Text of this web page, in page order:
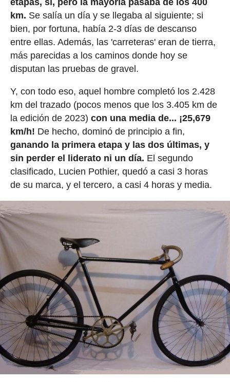
etapas, sí, pero la mayoría pasaba de los 400
km. Se salía un día y se llegaba al siguiente; si
bien, por fortuna, había 2-3 días de descanso
entre ellas. Además, las 'carreteras' eran de tierra,
más parecidas a los caminos donde hoy se
disputan las pruebas de gravel.
Y, con todo eso, aquel hombre completó los 2.428
km del trazado (pocos menos que los 3.405 km de
la edición de 2023) con una media de... ¡25,679
km/h! De hecho, dominó de principio a fin,
ganando la primera etapa y las dos últimas, y
sin perder el liderato ni un día. El segundo
clasificado, Lucien Pothier, quedó a casi 3 horas
de su marca, y el tercero, a casi 4 horas y media.